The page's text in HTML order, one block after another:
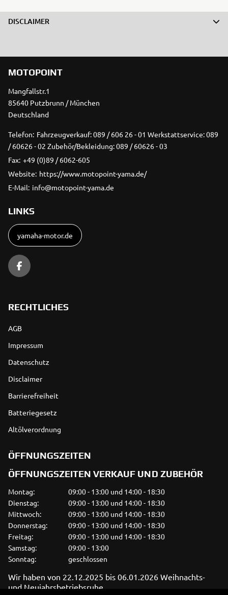
DISCLAIMER
MOTOPOINT
Mangfallstr.1
85640 Putzbrunn / München
Deutschland
Telefon: Fahrzeugverkauf: 089 / 606 26 - 01 Werkstattservice: 089
/ 60626 - 02 Zubehör/Bekleidung: 089 / 60626 - 03
Fax: +49 (0)89 / 6062-605
Website: https://www.motopoint-yama.de/
E-Mail: info@motopoint-yama.de
LINKS
yamaha-motor.de
RECHTLICHES
AGB
Impressum
Datenschutz
Disclaimer
Barrierefreiheit
Batteriegesetz
Altölverordnung
ÖFFNUNGSZEITEN
ÖFFNUNGSZEITEN VERKAUF UND ZUBEHÖR
Montag:
09:00 - 13:00 und 14:00 - 18:30
Dienstag:
09:00 - 13:00 und 14:00 - 18:30
Mittwoch:
09:00 - 13:00 und 14:00 - 18:30
Donnerstag:
09:00 - 13:00 und 14:00 - 18:30
Freitag:
09:00 - 13:00 und 14:00 - 18:30
Samstag:
09:00 - 13:00
Sonntag:
geschlossen
Wir haben von 22.12.2025 bis 06.01.2026 Weihnachts-
und Neujahrsbetriebsruhe